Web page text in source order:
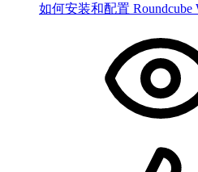
如何安装和配置 Roundcube